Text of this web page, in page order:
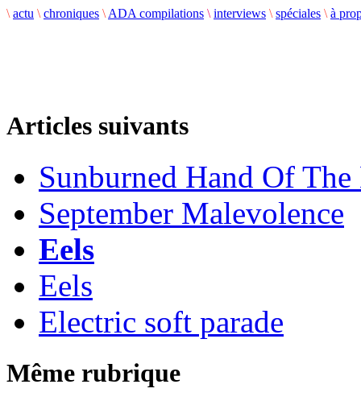
\ actu \ chroniques \ ADA compilations \ interviews \ spéciales \ à
Articles suivants
Sunburned Hand Of
September Malevolence
Eels
Eels
Electric soft parade
Même rubrique